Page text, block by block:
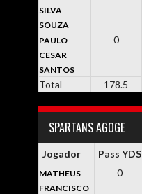
SILVA
SOUZA
PAULO
CESAR
SANTOS
0
Total 178.5
SPARTANS AGOGE
Jogador Pass YDS
MATHEUS
FRANCISCO
0